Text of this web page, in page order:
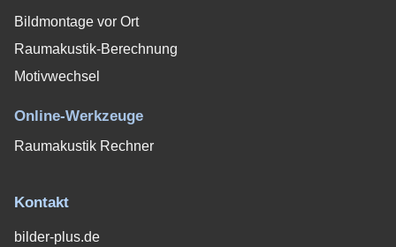
Bildmontage vor Ort
Raumakustik-Berechnung
Motivwechsel
Online-Werkzeuge
Raumakustik Rechner
Kontakt
bilder-plus.de